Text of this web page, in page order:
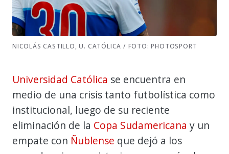
NICOLÁS CASTILLO, U. CATÓLICA / FOTO: PHOTOSPORT
Universidad Católica se encuentra en
medio de una crisis tanto futbolística como
institucional, luego de su reciente
eliminación de la Copa Sudamericana y un
empate con Ñublense que dejó a los